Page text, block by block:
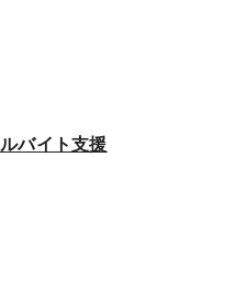
バイト支援